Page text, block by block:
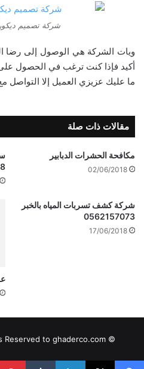
شركة تصميم
ويات الشركة هي الوصول إلى رضا
أكيد فإذا كنت ترغب في الحصول
ما عليك عزيزي العميل إلا
مقالات ذات صلة
مكافحة الحشرات الدبابير
02/06/2018
شركة كشف تسربات المياه بالخبر
0562157073
17/06/2018
© Copyright 2026, All Rights Reserved to ghaderco.com